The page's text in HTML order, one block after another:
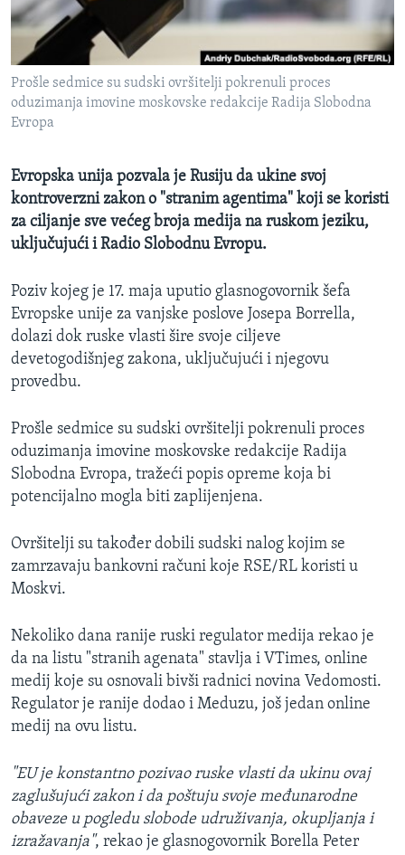
MAGAZIN
O GLASU AMERIKE
Learning English
Jezici
Prošle sedmice su sudski ovršitelji pokrenuli proces
oduzimanja imovine moskovske redakcije Radija Slobodna
Evropa
Evropska unija pozvala je Rusiju da ukine svoj
kontroverzni zakon o "stranim agentima" koji se koristi
za ciljanje sve većeg broja medija na ruskom jeziku,
uključujući i Radio Slobodnu Evropu.
Poziv kojeg je 17. maja uputio glasnogovornik šefa
Evropske unije za vanjske poslove Josepa Borrella,
dolazi dok ruske vlasti šire svoje ciljeve
devetogodišnjeg zakona, uključujući i njegovu
provedbu.
Prošle sedmice su sudski ovršitelji pokrenuli proces
oduzimanja imovine moskovske redakcije Radija
Slobodna Evropa, tražeći popis opreme koja bi
potencijalno mogla biti zaplijenjena.
Ovršitelji su također dobili sudski nalog kojim se
zamrzavaju bankovni računi koje RSE/RL koristi u
Moskvi.
Nekoliko dana ranije ruski regulator medija rekao je
da na listu "stranih agenata" stavlja i VTimes, online
medij koje su osnovali bivši radnici novina Vedomosti.
Regulator je ranije dodao i Meduzu, još jedan online
medij na ovu listu.
"EU je konstantno pozivao ruske vlasti da ukinu ovaj
zaglušujući zakon i da poštuju svoje međunarodne
obaveze u pogledu slobode udruživanja, okupljanja i
izražavanja", rekao je glasnogovornik Borella Peter